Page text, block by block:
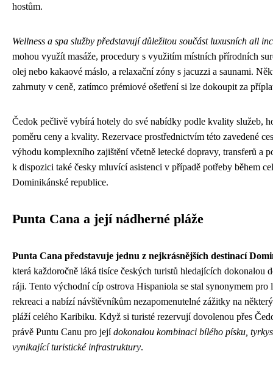
hostům.
Wellness a spa služby představují důležitou součást luxusních all
mohou využít masáže, procedury s využitím místních přírodních
olej nebo kakaové máslo, a relaxační zóny s jacuzzi a saunami.
zahrnuty v ceně, zatímco prémiové ošetření si lze dokoupit za
Čedok pečlivě vybírá hotely do své nabídky podle kvality služeb,
poměru ceny a kvality. Rezervace prostřednictvím této zavedené
výhodu komplexního zajištění včetně letecké dopravy, transferů a
k dispozici také česky mluvící asistenci v případě potřeby během
Dominikánské republice.
Punta Cana a její nádherné pláže
Punta Cana představuje jednu z nejkrásnějších destinací
která každoročně láká tisíce českých turistů hledajících dokonalou
ráji. Tento východní cíp ostrova Hispaniola se stal synonymem pro
rekreaci a nabízí návštěvníkům nezapomenutelné zážitky na
pláží celého Karibiku. Když si turisté rezervují dovolenou přes
právě Puntu Canu pro jejídokonalou kombinaci bílého písku,
vynikající turistické infrastruktury.